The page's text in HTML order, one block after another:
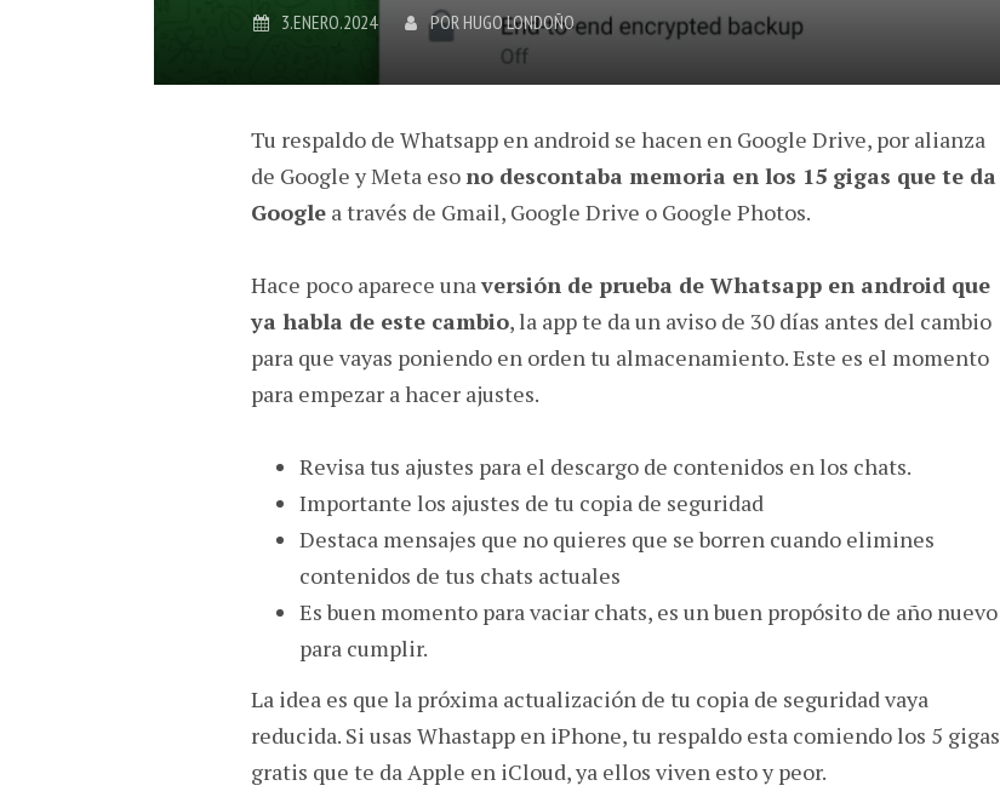
3.ENERO.2024 POR HUGO LONDOÑO
Tu respaldo de Whatsapp en android se hacen en Google Drive, por alianza
de Google y Meta esono descontaba memoria en los 15 gigas que te da
Google a través de Gmail, Google Drive o Google Photos.
Hace poco aparece unaversión de prueba de Whatsapp en android que
ya habla de este cambio, la app te da un aviso de 30 días antes del cambio
para que vayas poniendo en orden tu almacenamiento. Este es el momento
para empezar a hacer ajustes.
Revisa tus ajustes para el descargo de contenidos en los chats.
Importante los ajustes de tu copia de seguridad
Destaca mensajes que no quieres que se borren cuando elimines
contenidos de tus chats actuales
Es buen momento para vaciar chats, es un buen propósito de año nuevo
para cumplir.
La idea es que la próxima actualización de tu copia de seguridad vaya
reducida. Si usas Whastapp en iPhone, tu respaldo esta comiendo los 5 gigas
gratis que te da Apple en iCloud, ya ellos viven esto y peor.